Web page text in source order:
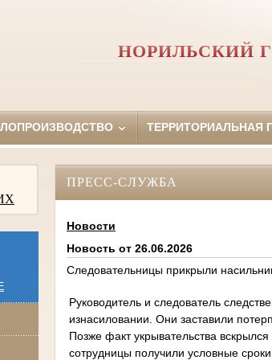
НОРИЛЬСКИЙ
ТЕРРИТОРИАЛЬНАЯ
ПРЕСС-СЛУЖБА
Новости
Новость от 26.06.2026
Следовательницы прикрыли
Руководитель и следователь
изнасиловании. Они заставили
Позже факт укрывательства
сотрудницы получили условные